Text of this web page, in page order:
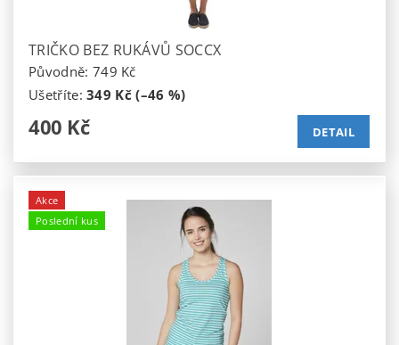
TRIČKO BEZ RUKÁVŮ SOCCX
Původně: 749 Kč
Ušetříte:349 Kč (–46 %)
400 Kč DETAIL
Akce
Poslední kus